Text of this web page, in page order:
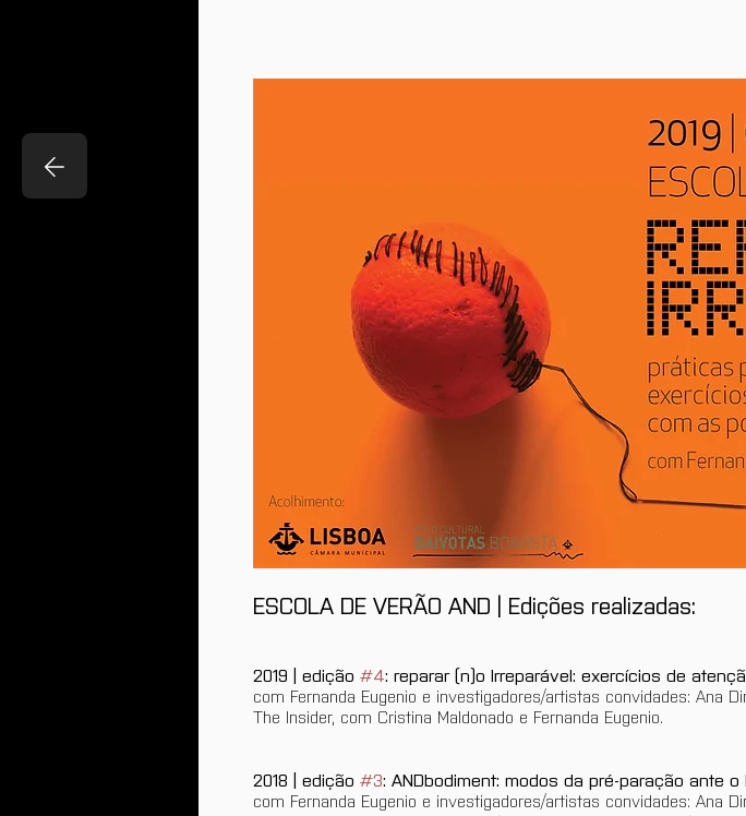
ESCOLA DE VERÃO AND | Edições realizadas:
2019 | edição #4: reparar (n)o Irreparável: exercícios de
com Fernanda Eugenio e investigadores/artistas convidades: Ana
The Insider, com Cristina Maldonado e Fernanda Eugenio.
2018 | edição #3: ANDbodiment: modos da pré-paração ante o
com Fernanda Eugenio e investigadores/artistas convidades: Ana